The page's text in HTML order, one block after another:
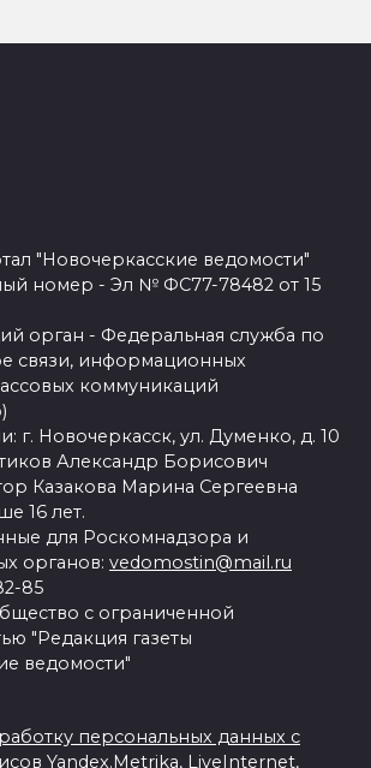
"Новочеркасские ведомости"
номер - Эл № ФС77-78482 от 15
орган - Федеральная служба по
связи, информационных
коммуникаций
г. Новочеркасск, ул. Думенко, д. 10
Александр Борисович
Казакова Марина Сергеевна
16 лет.
для Роскомнадзора и
органов: vedomostin@mail.ru
85
с ограниченной
"Редакция газеты
ведомости"
персональных данных с
Yandex.Metrika, LiveInternet,